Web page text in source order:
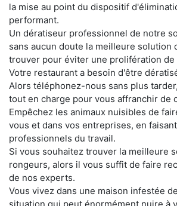
la mise au point du dispositif
performant.
Un dératiseur professionnel de notre
sans aucun doute la meilleure solution
trouver pour éviter une prolifération de
Votre restaurant a besoin d'être
Alors téléphonez-nous sans plus
tout en charge pour vous affranchir de
Empêchez les animaux nuisibles de
vous et dans vos entreprises, en
professionnels du travail.
Si vous souhaitez trouver la meilleure
rongeurs, alors il vous suffit de faire
de nos experts.
Vous vivez dans une maison infestée
situation qui peut énormément nuire à